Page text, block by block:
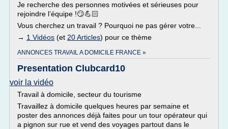
Je recherche des personnes motivées et sérieuses pour
rejoindre l’équipe !😏💪🏻
Vous cherchez un travail ? Pourquoi ne pas gérer votre...
→ 1 Vidéos (et 20 Articles) pour ce thème
ANNONCES TRAVAIL A DOMICILE FRANCE »
Presentation Clubcard10
voir la vidéo
Travail à domicile, secteur du tourisme
Travaillez à domicile quelques heures par semaine et
poster des annonces déjà faites pour un tour opérateur qui
a pignon sur rue et vend des voyages partout dans le